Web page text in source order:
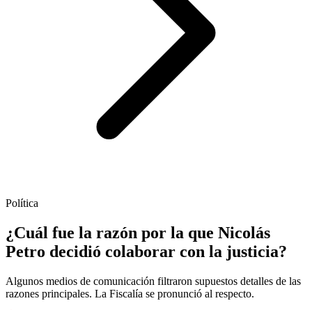
Política
¿Cuál fue la razón por la que Nicolás
Petro decidió colaborar con la justicia?
Algunos medios de comunicación filtraron supuestos detalles de las
razones principales. La Fiscalía se pronunció al respecto.